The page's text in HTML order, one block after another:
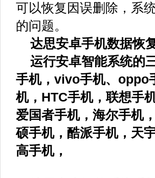
可以恢复因误删除，系
的问题。
达思安卓手机数据恢
运行安卓智能系统的
手机，vivo手机、oppo
机，HTC手机，联想手
爱国者手机，海尔手机
硕手机，酷派手机，天
高手机，